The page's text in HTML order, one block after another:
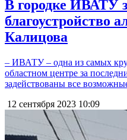
В городке ИВАТУ
благоустройство
Калицова
– ИВАТУ – одна из самых
областном центре за
задействованы все
12 сентября 2023 10:09